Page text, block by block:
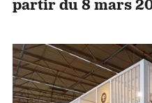
partir du 8 mars